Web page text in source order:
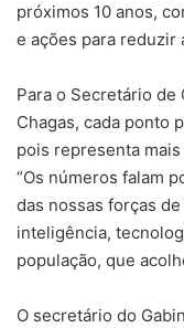
próximos 10 anos,
e ações para reduzir
Para o Secretário
Chagas, cada ponto
pois representa
“Os números falam
das nossas forças
inteligência,
população, que
O secretário do